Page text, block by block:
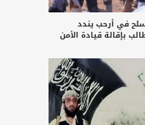
في أرحب يندد
بإقالة قيادة الأمن